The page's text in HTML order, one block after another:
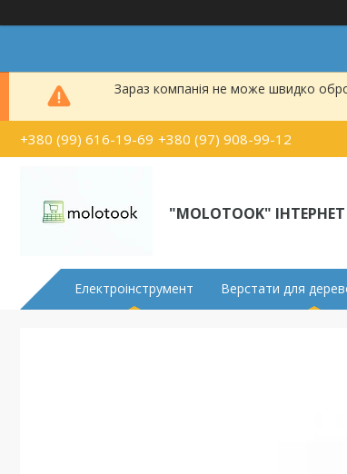
Зараз компанія не може швидко
+380 (99) 616-19-69 +380 (97) 908-99-12
"MOLOTOOK"
Електроінструмент Верстати для